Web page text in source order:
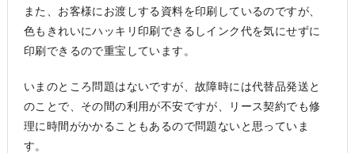
また、お客様にお渡しする資料を印刷しているのですが、
色もきれいにハッキリ印刷できるしインク代を気にせずに
印刷できるので重宝しています。
いまのところ問題はないですが、故障時には代替品発送と
のことで、その間の利用が不安ですが、リース契約でも修
理に時間がかかることもあるので問題ないと思っていま
す。